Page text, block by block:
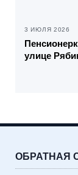
3 ИЮЛЯ 2026
улице
ОБРАТНАЯ